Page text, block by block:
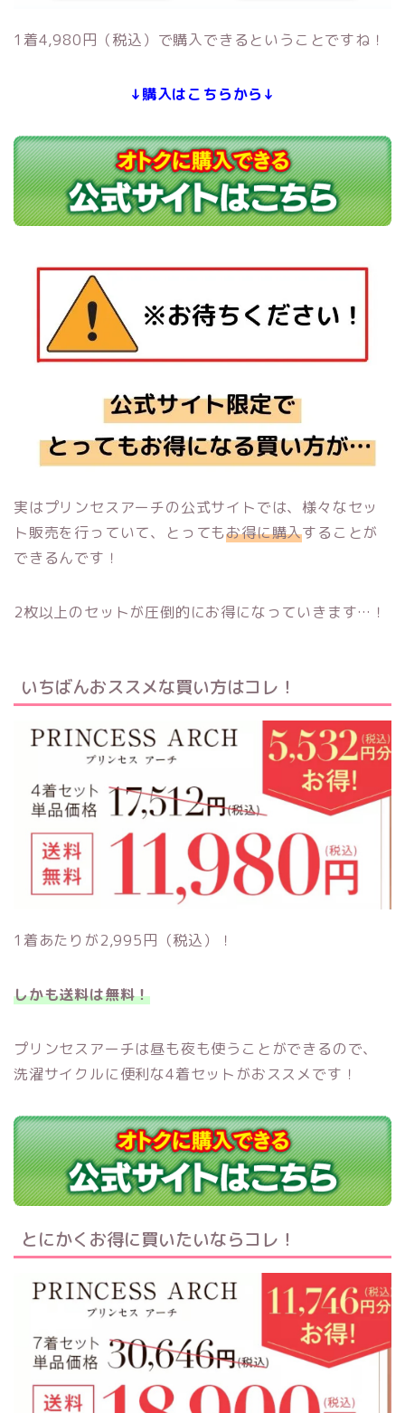
1着4,980円（税込）で購入できるということですね！
↓購入はこちらから↓
実はプリンセスアーチの公式サイトでは、様々なセッ
ト販売を行っていて、とってもお得に購入することが
できるんです！
2枚以上のセットが圧倒的にお得になっていきます…！
いちばんおススメな買い方はコレ！
1着あたりが2,995円（税込）！
しかも送料は無料！
プリンセスアーチは昼も夜も使うことができるので、
洗濯サイクルに便利な4着セットがおススメです！
とにかくお得に買いたいならコレ！